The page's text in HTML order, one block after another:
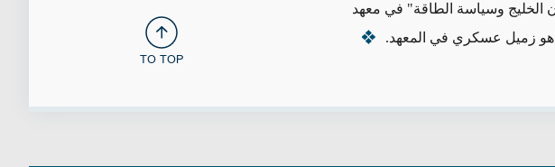
الخليج وسياسة الطاقة" في معهد
هو زميل عسكري في المعهد.
TO TOP